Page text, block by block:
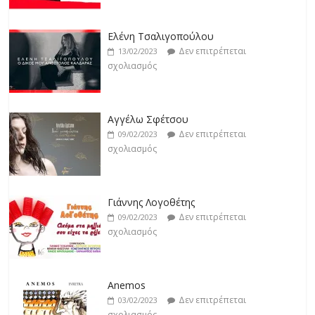
19/02/2023
Δεν επιτρέπεται
σχολιασμός
18/02/2023
Δεν επιτρέπεται
σχολιασμός
Ελένη Τσαλιγοπούλου
13/02/2023
Δεν επιτρέπεται
σχολιασμός
Αγγέλω Σφέτσου
09/02/2023
Δεν επιτρέπεται
σχολιασμός
Γιάννης Λογοθέτης
09/02/2023
Δεν επιτρέπεται
σχολιασμός
Anemos
03/02/2023
Δεν επιτρέπεται